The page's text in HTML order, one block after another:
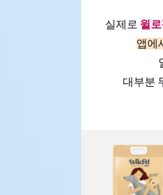
실제로 윌
앱에
대부분